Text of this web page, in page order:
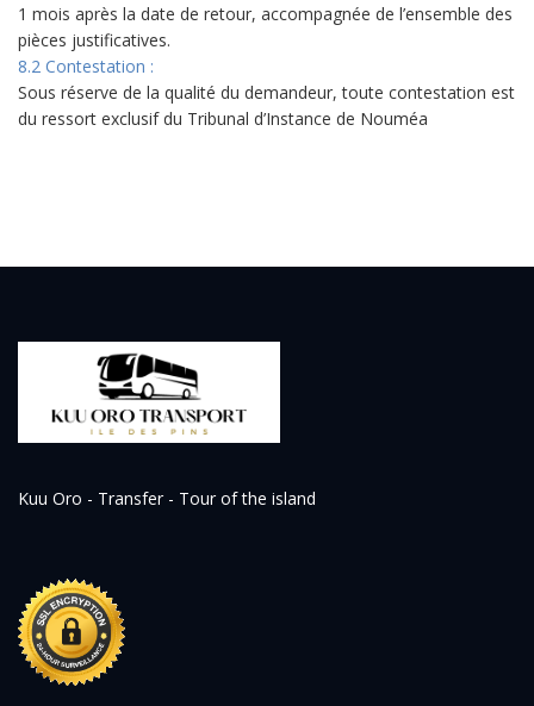
1 mois après la date de retour, accompagnée de l’ensemble des
pièces justificatives.
8.2 Contestation :
Sous réserve de la qualité du demandeur, toute contestation est
du ressort exclusif du Tribunal d’Instance de Nouméa
Kuu Oro - Transfer - Tour of the island